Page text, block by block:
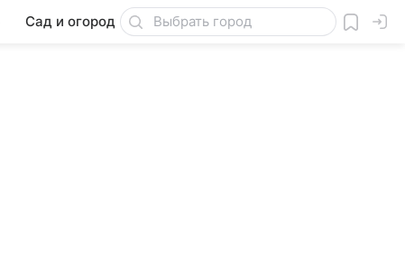
Сад и огород Товары для дачи